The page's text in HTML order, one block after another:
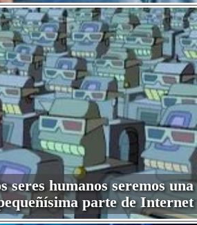
seres humanos seremos una
parte de Internet